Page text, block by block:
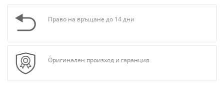
Право на връщане до 14 дни
Оригинален произход и гаранция